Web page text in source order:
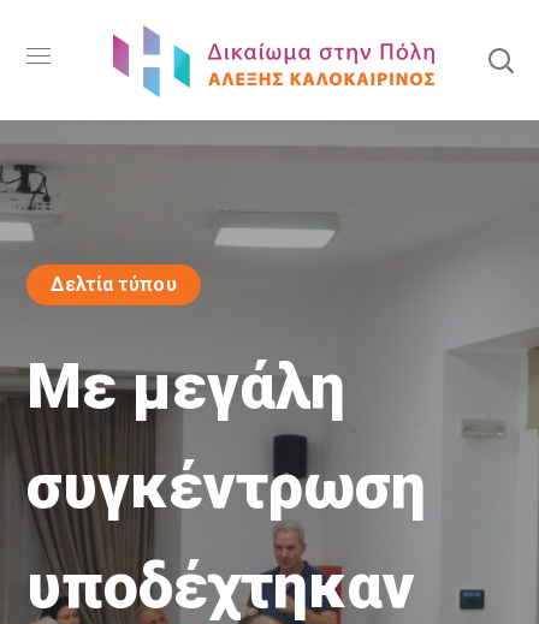
Δελτία τύπου
Με μεγάλη
συγκέντρωση
υποδέχτηκαν